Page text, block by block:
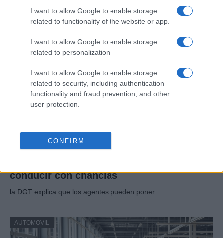
I want to allow Google to enable storage
related to functionality of the website or app.
I want to allow Google to enable storage
related to personalization.
I want to allow Google to enable storage
related to security, including authentication
functionality and fraud prevention, and other
user protection.
CONFIRM
Con el objetivo de determinar cuáles son…
AUTOMOVIL
conducir con chanclas
la DGT explica que los agentes pueden poner…
AUTOMOVIL